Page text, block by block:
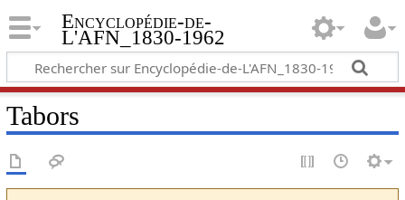
Encyclopédie-de-
L'AFN_1830-1962
Tabors